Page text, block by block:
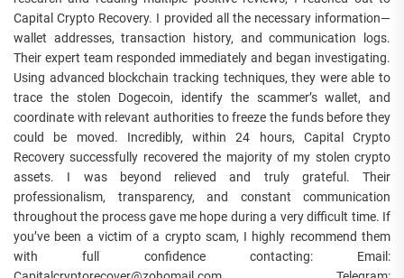
Capital Crypto Recovery. I provided all the necessary information—
wallet addresses, transaction history, and communication logs.
Their expert team responded immediately and began investigating.
Using advanced blockchain tracking techniques, they were able to
trace the stolen Dogecoin, identify the scammer’s wallet, and
coordinate with relevant authorities to freeze the funds before they
could be moved. Incredibly, within 24 hours, Capital Crypto
Recovery successfully recovered the majority of my stolen crypto
assets. I was beyond relieved and truly grateful. Their
professionalism, transparency, and constant communication
throughout the process gave me hope during a very difficult time. If
you’ve been a victim of a crypto scam, I highly recommend them
with full confidence contacting: Email: